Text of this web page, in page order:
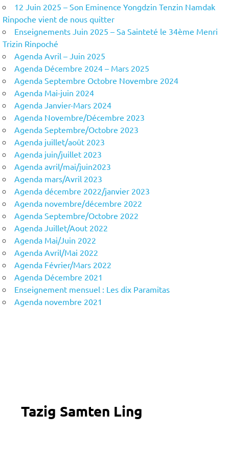
12 Juin 2025 – Son Eminence Yongdzin Tenzin Namdak
Rinpoche vient de nous quitter
Enseignements Juin 2025 – Sa Sainteté le 34ème Menri
Trizin Rinpoché
Agenda Avril – Juin 2025
Agenda Décembre 2024 – Mars 2025
Agenda Septembre Octobre Novembre 2024
Agenda Mai-juin 2024
Agenda Janvier-Mars 2024
Agenda Novembre/Décembre 2023
Agenda Septembre/Octobre 2023
Agenda juillet/août 2023
Agenda juin/juillet 2023
Agenda avril/mai/juin2023
Agenda mars/Avril 2023
Agenda décembre 2022/janvier 2023
Agenda novembre/décembre 2022
Agenda Septembre/Octobre 2022
Agenda Juillet/Aout 2022
Agenda Mai/Juin 2022
Agenda Avril/Mai 2022
Agenda Février/Mars 2022
Agenda Décembre 2021
Enseignement mensuel : Les dix Paramitas
Agenda novembre 2021
Tazig Samten Ling